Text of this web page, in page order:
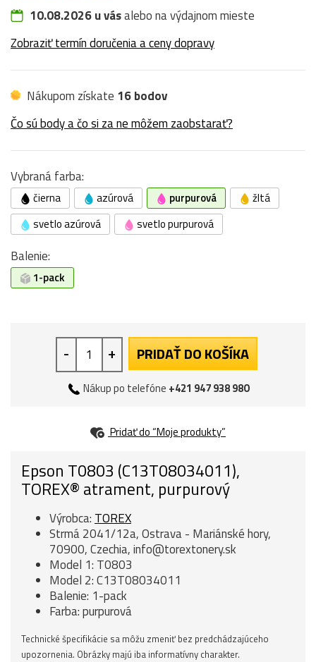
10.08.2026 u vásalebo na výdajnom mieste
Zobraziť termín doručenia a ceny dopravy
Nákupom získate 16 bodov
Čo sú body a čo si za ne môžem zaobstarať?
Vybraná farba:
čierna azúrová purpurová
žltá
svetlo azúrová
svetlo purpurová
Balenie:
1-pack
- + PRIDAŤ DO KOŠÍKA
Nákup po telefóne +421 947 938 980
Pridať do “Moje produkty”
Epson T0803 (C13T08034011),
TOREX® atrament, purpurový
Výrobca: TOREX
Strmá 2041/12a, Ostrava - Mariánské hory,
70900, Czechia, info@torextonery.sk
Model 1: T0803
Model 2: C13T08034011
Balenie: 1-pack
Farba: purpurová
Technické špecifikácie sa môžu zmeniť bez predchádzajúceho
upozornenia. Obrázky majú iba informatívny charakter.